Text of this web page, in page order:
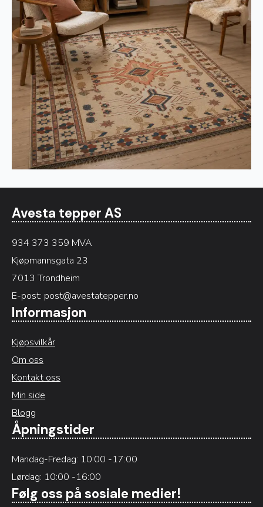
Avesta tepper AS
934 373 359 MVA
Kjøpmannsgata 23
7013 Trondheim
E-post: post@avestatepper.no
Informasjon
Kjøpsvilkår
Om oss
Kontakt oss
Min side
Blogg
Åpningstider
Mandag-Fredag: 10:00 -17:00
Lørdag: 10:00 -16:00
Følg oss på sosiale medier!